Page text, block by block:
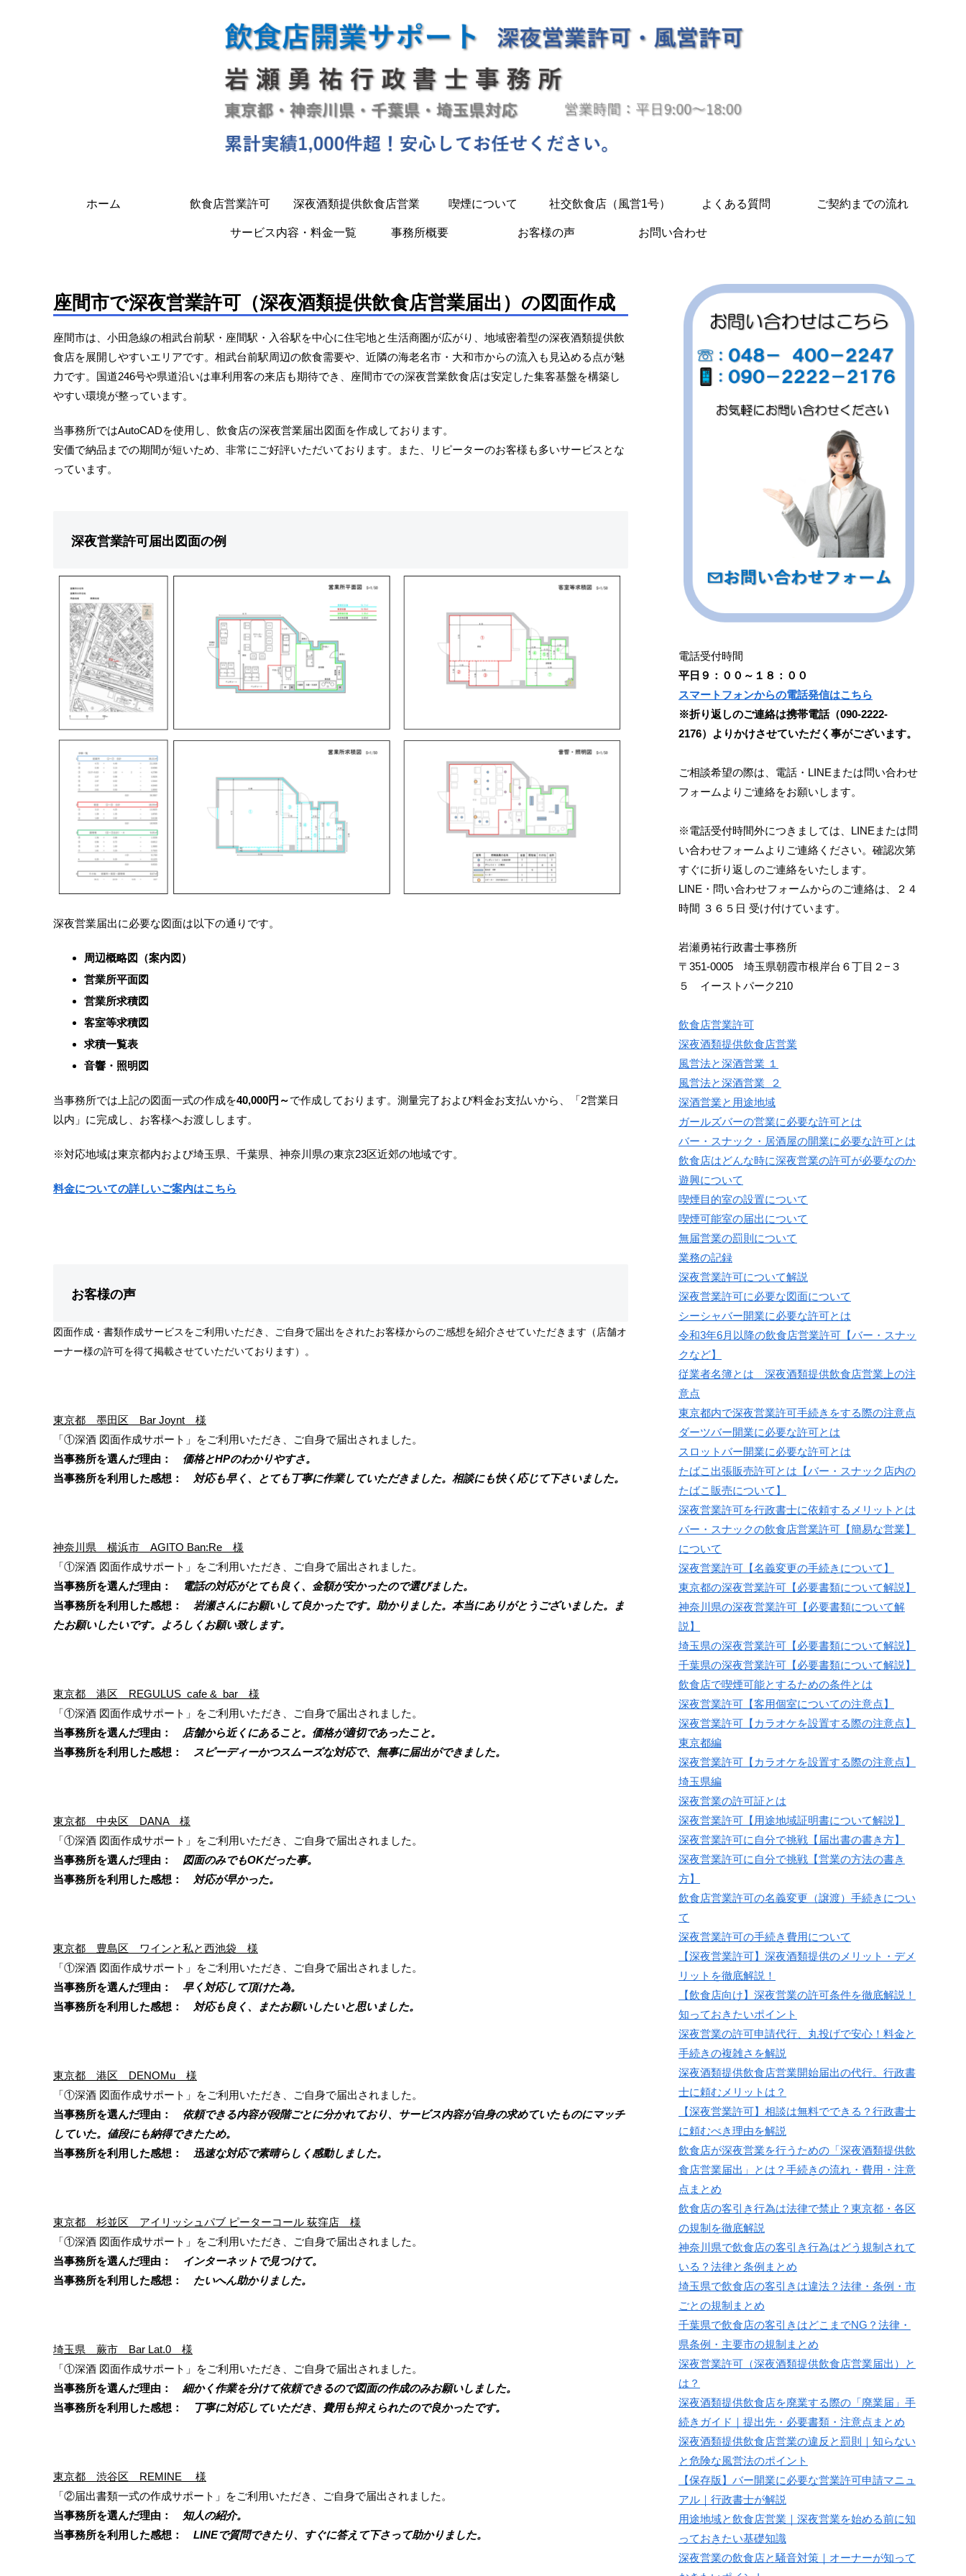
ホーム 飲食店営業許可 深夜酒類提供飲食店営業 喫煙について 社交飲食店（風営1号） よくある質問 ご契約までの流れ
サービス内容・料金一覧 事務所概要 お客様の声 お問い合わせ
座間市で深夜営業許可（深夜酒類提供飲食店営業届出）の図面作成
座間市は、小田急線の相武台前駅・座間駅・入谷駅を中心に住宅地と生活商圏が広がり、地域密着型の深夜酒類提供飲
食店を展開しやすいエリアです。相武台前駅周辺の飲食需要や、近隣の海老名市・大和市からの流入も見込める点が魅
力です。国道246号や県道沿いは車利用客の来店も期待でき、座間市での深夜営業飲食店は安定した集客基盤を構築し
やすい環境が整っています。
当事務所ではAutoCADを使用し、飲食店の深夜営業届出図面を作成しております。
安価で納品までの期間が短いため、非常にご好評いただいております。また、リピーターのお客様も多いサービスとな
っています。
深夜営業許可届出図面の例
深夜営業届出に必要な図面は以下の通りです。
周辺概略図（案内図）
営業所平面図
営業所求積図
客室等求積図
求積一覧表
音響・照明図
当事務所では上記の図面一式の作成を40,000円～で作成しております。測量完了および料金お支払いから、「2営業日
以内」に完成し、お客様へお渡しします。
※対応地域は東京都内および埼玉県、千葉県、神奈川県の東京23区近郊の地域です。
料金についての詳しいご案内はこちら
お客様の声
図面作成・書類作成サービスをご利用いただき、ご自身で届出をされたお客様からのご感想を紹介させていただきます（店舗オ
ーナー様の許可を得て掲載させていただいております）。
東京都 墨田区 Bar Joynt 様
「①深酒 図面作成サポート」をご利用いただき、ご自身で届出されました。
当事務所を選んだ理由：
価格とHPのわかりやすさ。
当事務所を利用した感想：
対応も早く、とても丁寧に作業していただきました。相談にも快く応じて下さいました。
神奈川県 横浜市 AGITO Ban:Re 様
「①深酒 図面作成サポート」をご利用いただき、ご自身で届出されました。
当事務所を選んだ理由：
電話の対応がとても良く、金額が安かったので選びました。
当事務所を利用した感想：
岩瀬さんにお願いして良かったです。助かりました。本当にありがとうございました。ま
たお願いしたいです。よろしくお願い致します。
東京都 港区 REGULUS cafe & bar 様
「①深酒 図面作成サポート」をご利用いただき、ご自身で届出されました。
当事務所を選んだ理由：
店舗から近くにあること。価格が適切であったこと。
当事務所を利用した感想：
スピーディーかつスムーズな対応で、無事に届出ができました。
東京都 中央区 DANA 様
「①深酒 図面作成サポート」をご利用いただき、ご自身で届出されました。
当事務所を選んだ理由：
図面のみでもOKだった事。
当事務所を利用した感想：
対応が早かった。
東京都 豊島区 ワインと私と西池袋 様
「①深酒 図面作成サポート」をご利用いただき、ご自身で届出されました。
当事務所を選んだ理由：
早く対応して頂けた為。
当事務所を利用した感想：
対応も良く、またお願いしたいと思いました。
東京都 港区 DENOMu 様
「①深酒 図面作成サポート」をご利用いただき、ご自身で届出されました。
当事務所を選んだ理由：
依頼できる内容が段階ごとに分かれており、サービス内容が自身の求めていたものにマッチ
していた。値段にも納得できたため。
当事務所を利用した感想：
迅速な対応で素晴らしく感動しました。
東京都 杉並区 アイリッシュパブ ピーターコール 荻窪店 様
「①深酒 図面作成サポート」をご利用いただき、ご自身で届出されました。
当事務所を選んだ理由：
インターネットで見つけて。
当事務所を利用した感想：
たいへん助かりました。
埼玉県 蕨市 Bar Lat.0 様
「①深酒 図面作成サポート」をご利用いただき、ご自身で届出されました。
当事務所を選んだ理由：
細かく作業を分けて依頼できるので図面の作成のみお願いしました。
当事務所を利用した感想：
丁寧に対応していただき、費用も抑えられたので良かったです。
東京都 渋谷区 REMINE 様
「②届出書類一式の作成サポート」をご利用いただき、ご自身で届出されました。
当事務所を選んだ理由：
知人の紹介。
当事務所を利用した感想：
LINEで質問できたり、すぐに答えて下さって助かりました。
電話受付時間
平日９：００～１８：００
スマートフォンからの電話発信はこちら
※折り返しのご連絡は携帯電話（090-2222-
2176）よりかけさせていただく事がございます。
ご相談希望の際は、電話・LINEまたは問い合わせ
フォームよりご連絡をお願いします。
※電話受付時間外につきましては、LINEまたは問
い合わせフォームよりご連絡ください。確認次第
すぐに折り返しのご連絡をいたします。
LINE・問い合わせフォームからのご連絡は、２４
時間 ３６５日 受け付けています。
岩瀬勇祐行政書士事務所
〒351-0005 埼玉県朝霞市根岸台６丁目２−３
５ イーストパーク210
飲食店営業許可
深夜酒類提供飲食店営業
風営法と深酒営業 １
風営法と深酒営業 ２
深酒営業と用途地域
ガールズバーの営業に必要な許可とは
バー・スナック・居酒屋の開業に必要な許可とは
飲食店はどんな時に深夜営業の許可が必要なのか
遊興について
喫煙目的室の設置について
喫煙可能室の届出について
無届営業の罰則について
業務の記録
深夜営業許可について解説
深夜営業許可に必要な図面について
シーシャバー開業に必要な許可とは
令和3年6月以降の飲食店営業許可【バー・スナッ
クなど】
従業者名簿とは 深夜酒類提供飲食店営業上の注
意点
東京都内で深夜営業許可手続きをする際の注意点
ダーツバー開業に必要な許可とは
スロットバー開業に必要な許可とは
たばこ出張販売許可とは【バー・スナック店内の
たばこ販売について】
深夜営業許可を行政書士に依頼するメリットとは
バー・スナックの飲食店営業許可【簡易な営業】
について
深夜営業許可【名義変更の手続きについて】
東京都の深夜営業許可【必要書類について解説】
神奈川県の深夜営業許可【必要書類について解
説】
埼玉県の深夜営業許可【必要書類について解説】
千葉県の深夜営業許可【必要書類について解説】
飲食店で喫煙可能とするための条件とは
深夜営業許可【客用個室についての注意点】
深夜営業許可【カラオケを設置する際の注意点】
東京都編
深夜営業許可【カラオケを設置する際の注意点】
埼玉県編
深夜営業の許可証とは
深夜営業許可【用途地域証明書について解説】
深夜営業許可に自分で挑戦【届出書の書き方】
深夜営業許可に自分で挑戦【営業の方法の書き
方】
飲食店営業許可の名義変更（譲渡）手続きについ
て
深夜営業許可の手続き費用について
【深夜営業許可】深夜酒類提供のメリット・デメ
リットを徹底解説！
【飲食店向け】深夜営業の許可条件を徹底解説！
知っておきたいポイント
深夜営業の許可申請代行、丸投げで安心！料金と
手続きの複雑さを解説
深夜酒類提供飲食店営業開始届出の代行。行政書
士に頼むメリットは？
【深夜営業許可】相談は無料でできる？行政書士
に頼むべき理由を解説
飲食店が深夜営業を行うための「深夜酒類提供飲
食店営業届出」とは？手続きの流れ・費用・注意
点まとめ
飲食店の客引き行為は法律で禁止？東京都・各区
の規制を徹底解説
神奈川県で飲食店の客引き行為はどう規制されて
いる？法律と条例まとめ
埼玉県で飲食店の客引きは違法？法律・条例・市
ごとの規制まとめ
千葉県で飲食店の客引きはどこまでNG？法律・
県条例・主要市の規制まとめ
深夜営業許可（深夜酒類提供飲食店営業届出）と
は？
深夜酒類提供飲食店を廃業する際の「廃業届」手
続きガイド｜提出先・必要書類・注意点まとめ
深夜酒類提供飲食店営業の違反と罰則｜知らない
と危険な風営法のポイント
【保存版】バー開業に必要な営業許可申請マニュ
アル｜行政書士が解説
用途地域と飲食店営業｜深夜営業を始める前に知
っておきたい基礎知識
深夜営業の飲食店と騒音対策｜オーナーが知って